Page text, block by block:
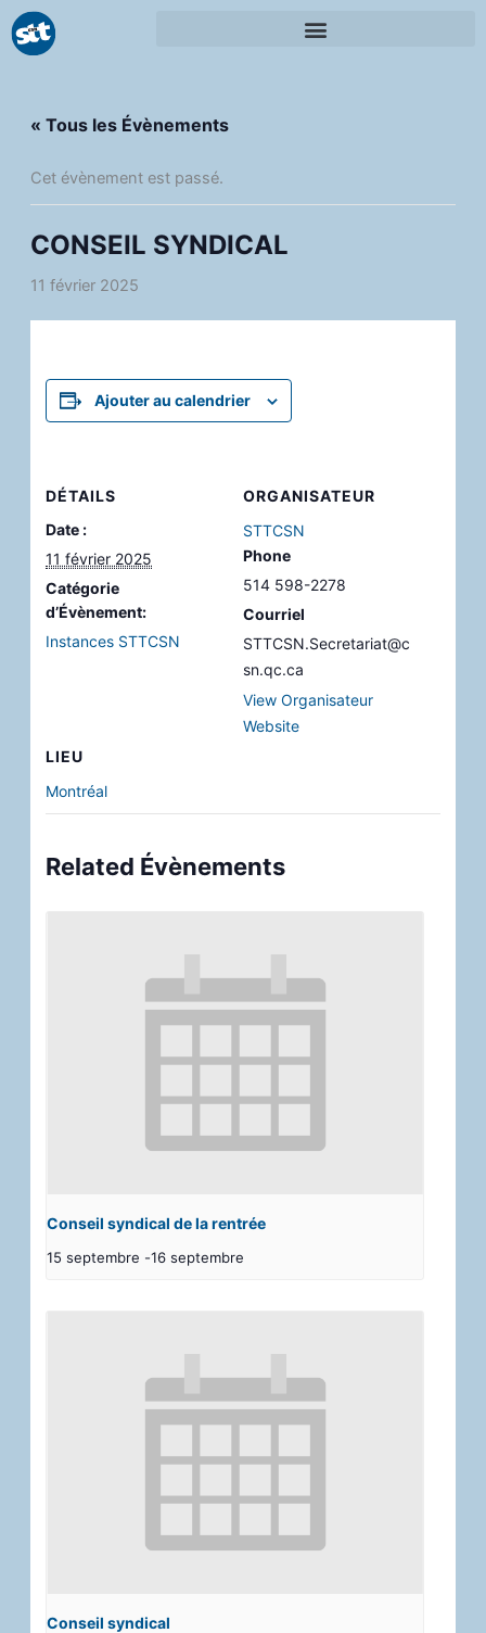
Aller
au
« Tous les Évènements
Cet évènement est passé.
CONSEIL SYNDICAL
11 février 2025
Ajouter au calendrier
DÉTAILS
Date :
11 février 2025
Catégorie
d’Évènement:
Instances STTCSN
LIEU
Montréal
ORGANISATEUR
STTCSN
Phone
514 598-2278
Courriel
STTCSN.Secretariat@c
sn.qc.ca
View Organisateur
Website
Related Évènements
Conseil syndical de la rentrée
15 septembre -16 septembre
Conseil syndical